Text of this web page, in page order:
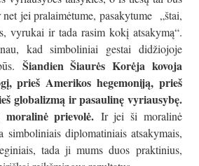
jei pralaimėtume, pasakytume „štai,
vyrukai ir tada rasim kokį atsakymą“.
kad simboliniai gestai didžiojoje
Šiandien Šiaurės Korėja kovoja
prieš Amerikos hegemoniją, prieš
globalizmą ir pasaulinę vyriausybę.
prievolė. Ir jei ši moralinė
simboliniais diplomatiniais atsakymais,
tada ji mums duos praktinius,